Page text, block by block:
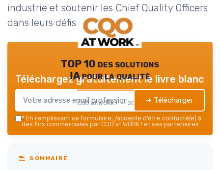
industrie et soutenir les Chief Quality Officers
dans leurs défis quotidiens.
TOP 10 des solutions
IA pour la qualité
CQO at WORK ! — 2026
Téléchargez gratuitement le livre blanc
➔ Télécharger
* En remplissant ce formulaire, j’accepte d’être contacté(e) à
des fins commerciales par CQO at WORK ! et ses partenaires.
SOMMAIRE